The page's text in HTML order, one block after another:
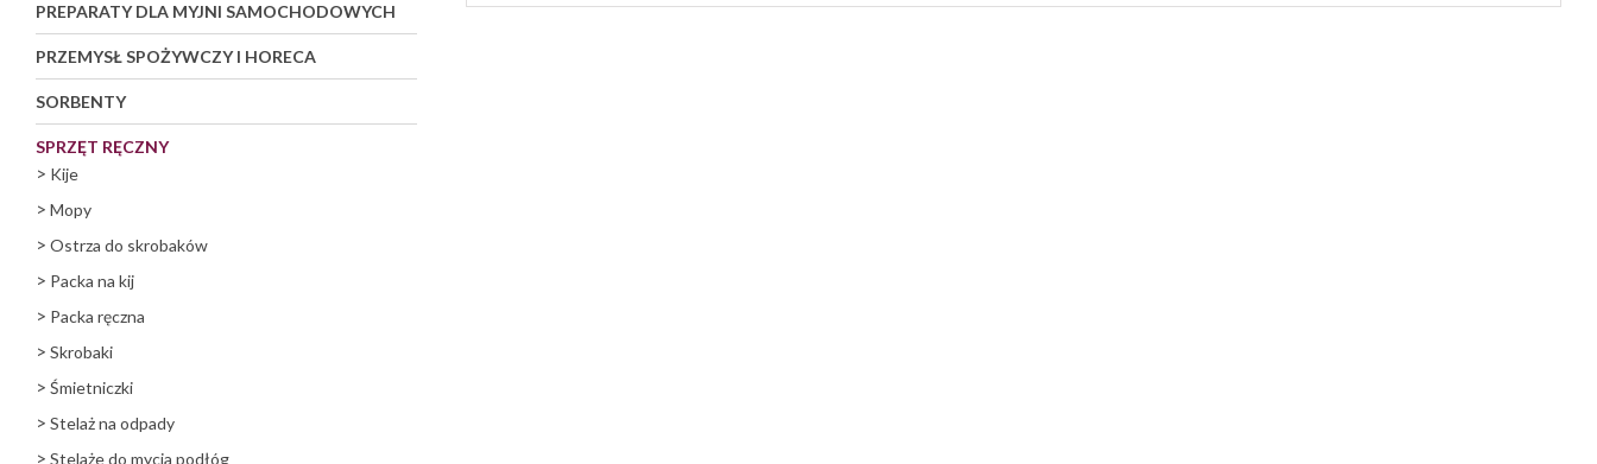
PREPARATY DLA MYJNI SAMOCHODOWYCH
PRZEMYSŁ SPOŻYWCZY I HORECA
SORBENTY
SPRZĘT RĘCZNY
> Kije
> Mopy
> Ostrza do skrobaków
> Packa na kij
> Packa ręczna
> Skrobaki
> Śmietniczki
> Stelaż na odpady
> Stelaże do mycia podłóg